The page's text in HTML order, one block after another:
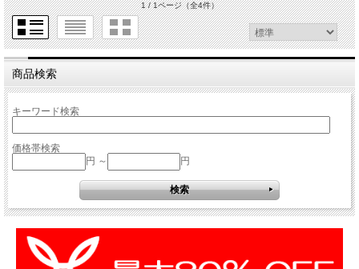
1 / 1ページ（全4件）
商品検索
キーワード検索
価格帯検索
円 ～
円